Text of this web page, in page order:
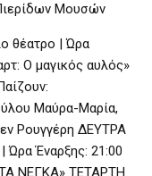
Μουσών
θέατρο | Ώρα
Ο μαγικός αυλός»
Μαύρα-Μαρία,
Ρουγγέρη ΔΕΥΤΡΑ
Έναρξης: 21:00
ΝΕΓΚΑ» ΤΕΤΑΡΤΗ